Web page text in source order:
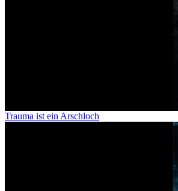
Trauma ist ein Arschloch